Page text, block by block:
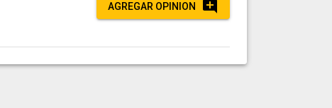
AGREGAR OPINION